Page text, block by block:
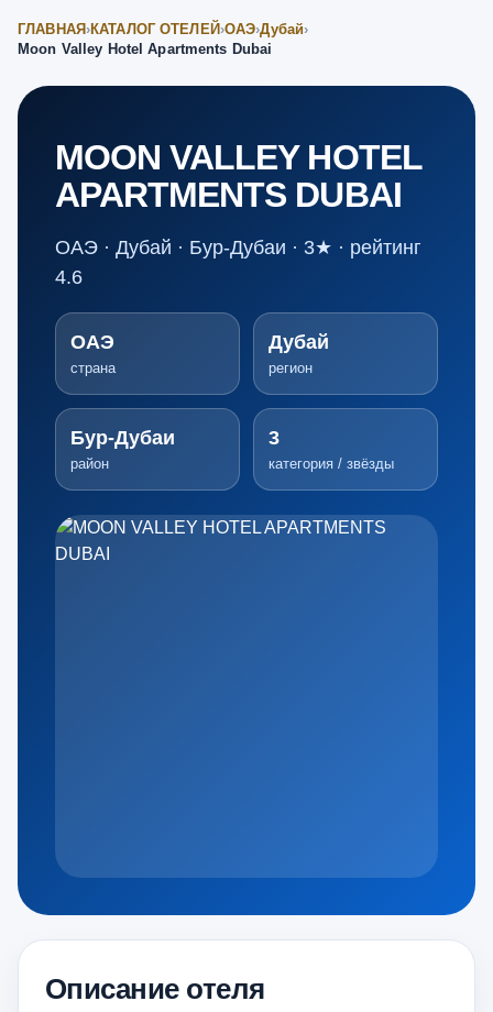
ГЛАВНАЯ ›КАТАЛОГ ОТЕЛЕЙ ›ОАЭ›Дубай›
Moon Valley Hotel Apartments Dubai
MOON VALLEY HOTEL
APARTMENTS DUBAI
ОАЭ · Дубай · Бур-Дубаи · 3★ · рейтинг
4.6
ОАЭ
страна
Дубай
регион
Бур-Дубаи
район
3
категория / звёзды
Описание отеля